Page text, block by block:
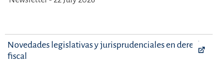
Novedades legislativas y jurisprudenciales en derecho
fiscal